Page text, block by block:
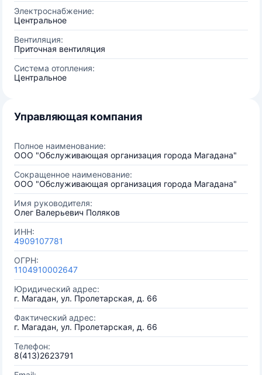
Электроснабжение:
Центральное
Вентиляция:
Приточная вентиляция
Система отопления:
Центральное
Управляющая компания
Полное наименование:
OOO "Обслуживающая организация города Магадана"
Сокращенное наименование:
OOO "Обслуживающая организация города Магадана"
Имя руководителя:
Олег Валерьевич Поляков
ИНН:
4909107781
ОГРН:
1104910002647
Юридический адрес:
г. Магадан, ул. Пролетарская, д. 66
Фактический адрес:
г. Магадан, ул. Пролетарская, д. 66
Телефон:
8(413)2623791